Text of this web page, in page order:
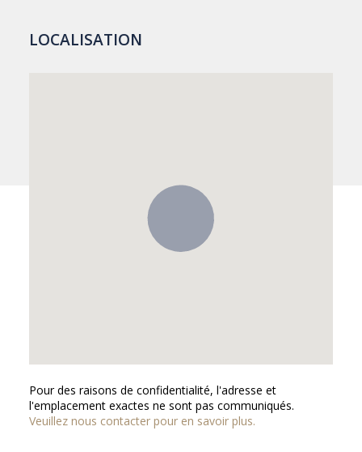
LOCALISATION
Pour des raisons de confidentialité, l'adresse et
l'emplacement exactes ne sont pas communiqués.
Veuillez nous contacter pour en savoir plus.